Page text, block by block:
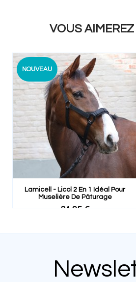
VOUS AIMEREZ
Lamicell - Licol 2 En 1 Idéal Pour
Muselière De Pâturage
34,95 €
NOUVEAU